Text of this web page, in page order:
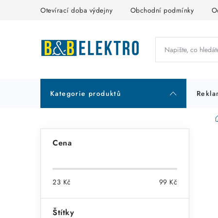
Otevírací doba výdejny Obchodní podmínky
Kategorie produktů
t
Cena
23 Kč 99 Kč
Štítky